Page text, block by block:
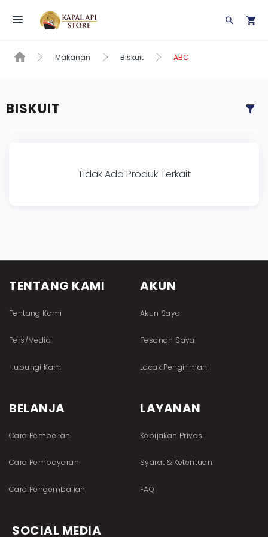
Toggle navigation
Makanan Biskuit ABC
BISKUIT
Tidak Ada Produk Terkait
TENTANG KAMI
Tentang Kami
Pers/Media
Hubungi Kami
AKUN
Akun Saya
Pesanan Saya
Lacak Pengiriman
BELANJA
Cara Pembelian
Cara Pembayaran
Cara Pengembalian
LAYANAN
Kebijakan Privasi
Syarat & Ketentuan
FAQ
SOCIAL MEDIA